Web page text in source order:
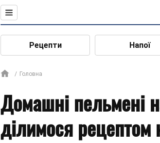
Рецепти Напої
Головна
Домашні пельмені
ділимося рецептом